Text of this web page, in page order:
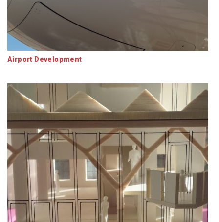
Airport Development